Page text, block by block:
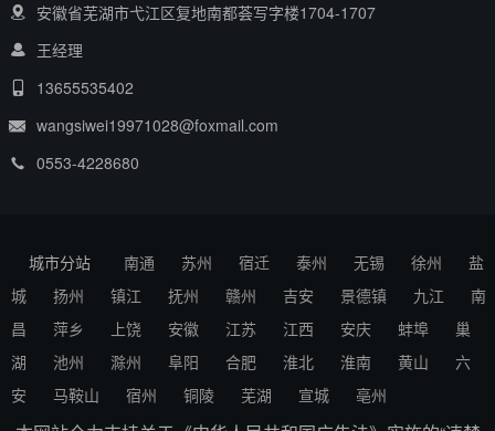
安徽省芜湖市弋江区复地南都荟写字楼1704-1707
王经理
13655535402
wangsiwei19971028@foxmail.com
0553-4228680
城市分站 南通 苏州 宿迁 泰州 无锡 徐州
盐
城
扬州 镇江 抚州 赣州 吉安 景德镇 九江
南
昌
萍乡 上饶 安徽 江苏 江西 安庆 蚌埠
巢
湖
池州 滁州 阜阳 合肥 淮北 淮南 黄山
六
安
马鞍山 宿州 铜陵 芜湖 宣城 亳州